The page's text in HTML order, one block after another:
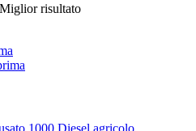
Miglior risultato